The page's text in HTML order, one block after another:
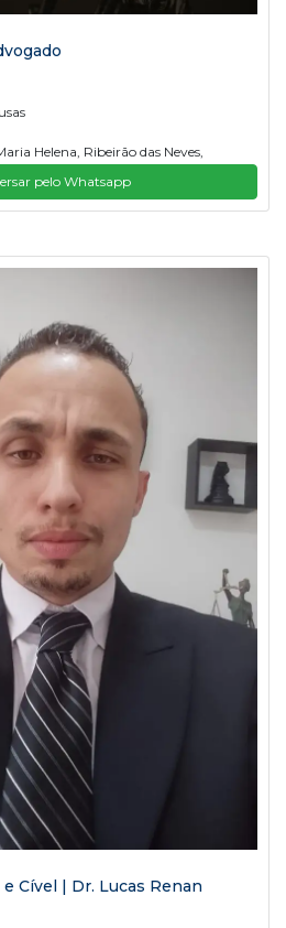
Helena, Ribeirão das Neves,
pelo Whatsapp
Cível | Dr. Lucas Renan